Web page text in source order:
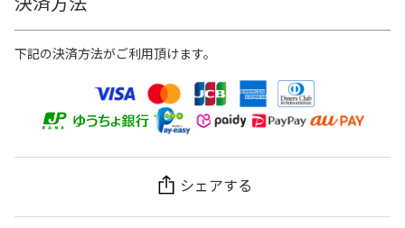
下記の決済方法がご利用頂けます。
シェアする